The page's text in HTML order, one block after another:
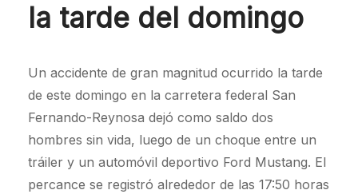
la tarde del domingo
Un accidente de gran magnitud ocurrido la tarde
de este domingo en la carretera federal San
Fernando-Reynosa dejó como saldo dos
hombres sin vida, luego de un choque entre un
tráiler y un automóvil deportivo Ford Mustang. El
percance se registró alrededor de las 17:50 horas